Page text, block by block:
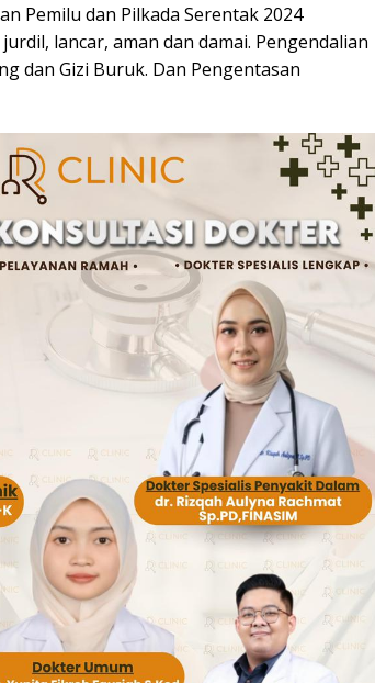
Pemilu dan Pilkada Serentak 2024
lancar, aman dan damai. Pengendalian
dan Gizi Buruk. Dan Pengentasan